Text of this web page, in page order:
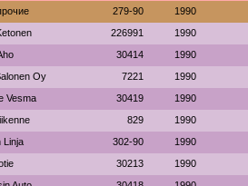
279-90 1990
226991 1990
30414 1990
Oy 7221 1990
Vesma 30419 1990
829 1990
Linja 302-90 1990
30213 1990